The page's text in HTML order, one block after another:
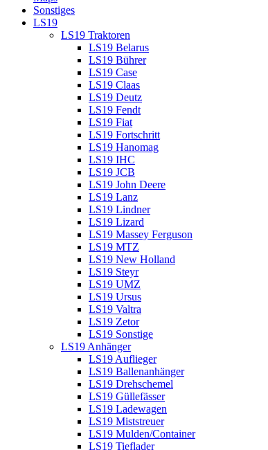
Sonstiges
LS19
LS19 Traktoren
LS19 Belarus
LS19 Bührer
LS19 Case
LS19 Claas
LS19 Deutz
LS19 Fendt
LS19 Fiat
LS19 Fortschritt
LS19 Hanomag
LS19 IHC
LS19 JCB
LS19 John Deere
LS19 Lanz
LS19 Lindner
LS19 Lizard
LS19 Massey Ferguson
LS19 MTZ
LS19 New Holland
LS19 Steyr
LS19 UMZ
LS19 Ursus
LS19 Valtra
LS19 Zetor
LS19 Sonstige
LS19 Anhänger
LS19 Auflieger
LS19 Ballenanhänger
LS19 Drehschemel
LS19 Güllefässer
LS19 Ladewagen
LS19 Miststreuer
LS19 Mulden/Container
LS19 Tieflader